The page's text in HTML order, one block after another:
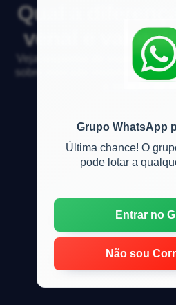
Grupo WhatsApp
Última chance! O
pode lotar a
Entrar no
Não sou
Qual a
venal e valor
Veja respostas de especialistas
sobre mercado imobiliário,
e locação de